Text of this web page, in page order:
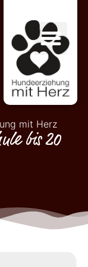
mit Herz
bis 20